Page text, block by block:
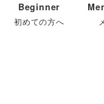
Beginner
初めての方へ